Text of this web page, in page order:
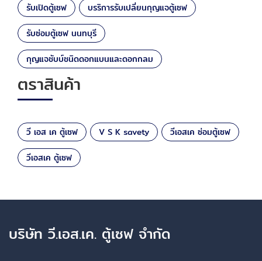
รับเปิดตู้เซฟ
บรริการรับเปลี่ยนกุญแจตู้เซฟ
รับซ่อมตู้เซฟ นนทบุรี
กุญแจชับบ์ชนิดดอกแบนและดอกกลม
ตราสินค้า
วี เอส เค ตู้เซฟ V S K savety
วีเอสเค ซ่อมตู้เซฟ
วีเอสเค ตู้เซฟ
บริษัท วี.เอส.เค. ตู้เซฟ จำกัด